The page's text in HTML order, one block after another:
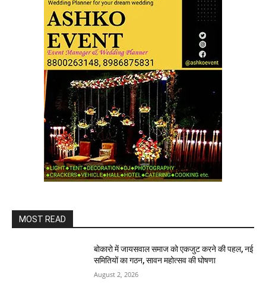
MOST READ
बोकारो में जायसवाल समाज को एकजुट करने की पहल, नई
समितियों का गठन, सावन महोत्सव की घोषणा
August 2, 2026